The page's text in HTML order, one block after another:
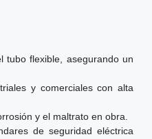
tubo flexible, asegurando un
y comerciales con alta
y el maltrato en obra.
de seguridad eléctrica